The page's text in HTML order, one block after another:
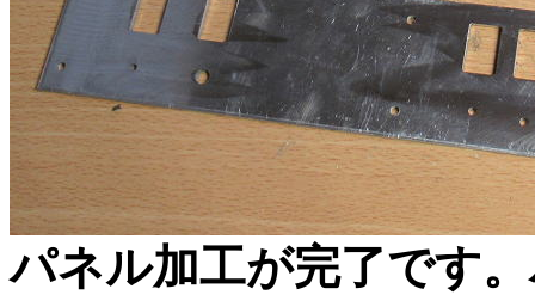
パネル加工が完了です